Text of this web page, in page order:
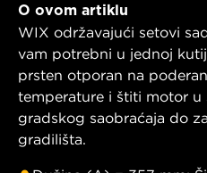
O ovom artiklu
WIX održavajući setovi
vam potrebni u jednoj
prsten otporan na
temperature i štiti motor u
gradskog saobraćaja do
gradilišta.